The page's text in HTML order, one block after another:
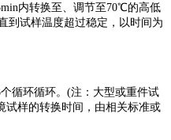
内转换至、调节至70℃的高低
到试样温度超过稳定，以时间为
环循环。(注：大型或重件试
试样的转换时间，由相关标准或